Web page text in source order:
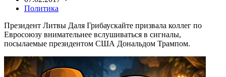
Политика
Президент Литвы Даля Грибаускайте призвала коллег по
Евросоюзу внимательнее вслушиваться в сигналы,
посылаемые президентом США Дональдом Трампом.